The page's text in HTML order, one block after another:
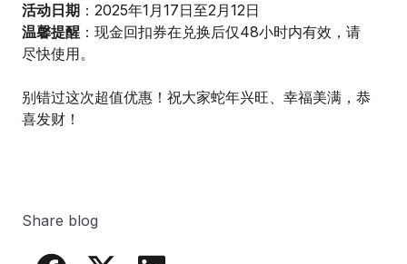
活动日期 ：2025年1月17日至2月12日
温馨提醒 ：现金回扣券在兑换后仅48小时内有效，请
尽快使用。
别错过这次超值优惠！祝大家蛇年兴旺、幸福美满，恭
喜发财！
Share blog